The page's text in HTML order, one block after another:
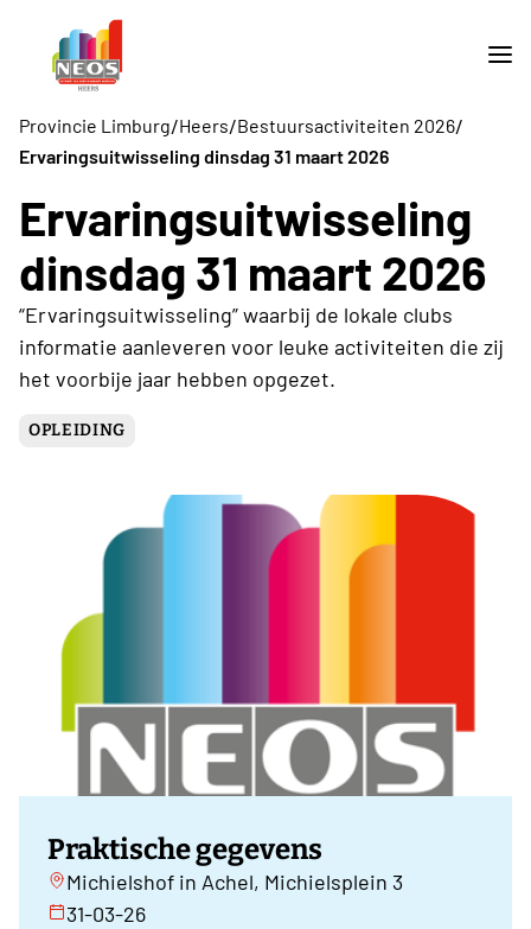
Provincie Limburg/Heers/Bestuursactiviteiten 2026/
Ervaringsuitwisseling dinsdag 31 maart 2026
Ervaringsuitwisseling
dinsdag 31 maart 2026
“Ervaringsuitwisseling” waarbij de lokale clubs
informatie aanleveren voor leuke activiteiten die zij
het voorbije jaar hebben opgezet.
OPLEIDING
Praktische gegevens
Michielshof in Achel, Michielsplein 3
31-03-26